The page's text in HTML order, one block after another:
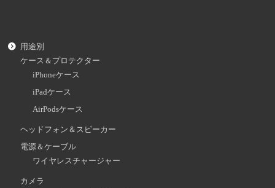
用途別
ケース＆プロテクター
iPhoneケース
iPadケース
AirPodsケース
ヘッドフォン＆スピーカー
電源＆ケーブル
ワイヤレスチャージャー
カメラ